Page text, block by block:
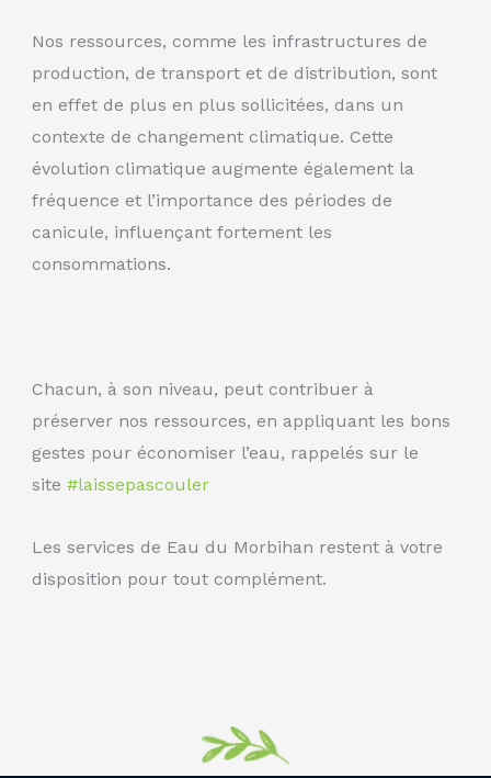
Nos ressources, comme les infrastructures de
production, de transport et de distribution, sont
en effet de plus en plus sollicitées, dans un
contexte de changement climatique. Cette
évolution climatique augmente également la
fréquence et l’importance des périodes de
canicule, influençant fortement les
consommations.
Chacun, à son niveau, peut contribuer à
préserver nos ressources, en appliquant les bons
gestes pour économiser l’eau, rappelés sur le
site #laissepascouler
Les services de Eau du Morbihan restent à votre
disposition pour tout complément.